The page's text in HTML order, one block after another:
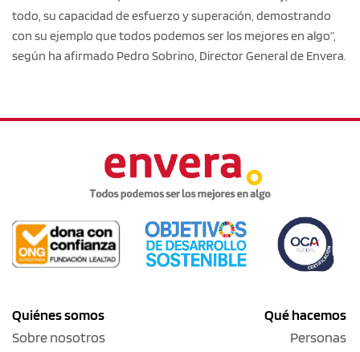
todo, su capacidad de esfuerzo y superación, demostrando
con su ejemplo que todos podemos ser los mejores en algo”,
según ha afirmado Pedro Sobrino, Director General de Envera.
Quiénes somos
Sobre nosotros
Qué hacemos
Personas